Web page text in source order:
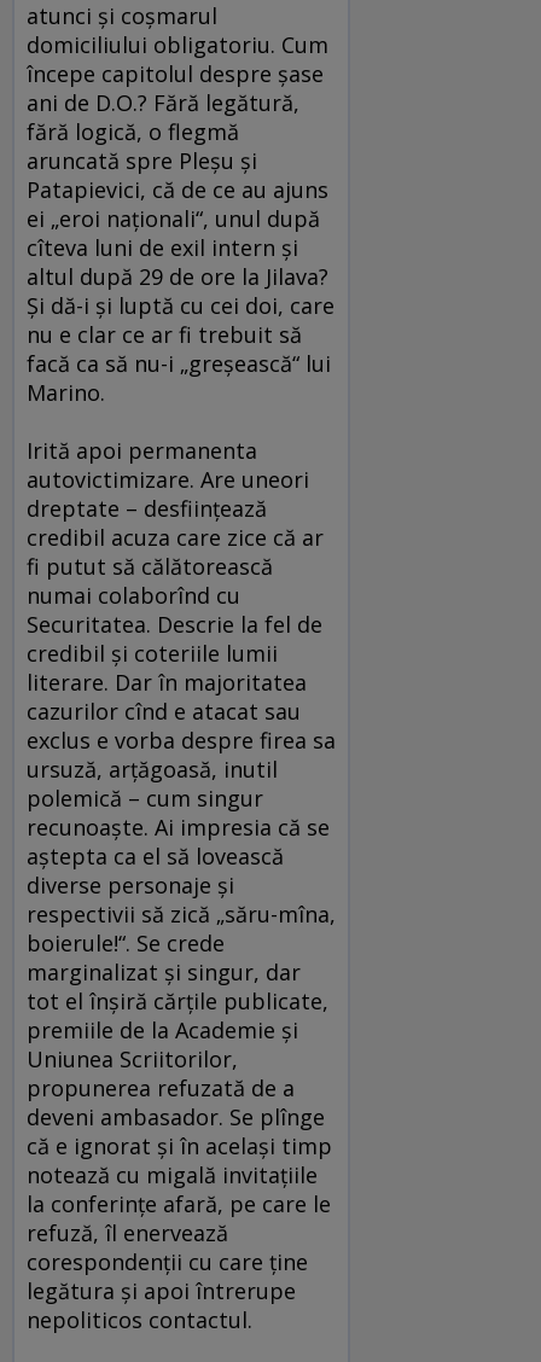
atunci şi coşmarul
domiciliului obligatoriu. Cum
începe capitolul despre şase
ani de D.O.? Fără legătură,
fără logică, o flegmă
aruncată spre Pleşu şi
Patapievici, că de ce au ajuns
ei „eroi naţionali“, unul după
cîteva luni de exil intern şi
altul după 29 de ore la Jilava?
Şi dă-i şi luptă cu cei doi, care
nu e clar ce ar fi trebuit să
facă ca să nu-i „greşească“ lui
Marino.
Irită apoi permanenta
autovictimizare. Are uneori
dreptate – desfiinţează
credibil acuza care zice că ar
fi putut să călătorească
numai colaborînd cu
Securitatea. Descrie la fel de
credibil şi coteriile lumii
literare. Dar în majoritatea
cazurilor cînd e atacat sau
exclus e vorba despre firea sa
ursuză, arţăgoasă, inutil
polemică – cum singur
recunoaşte. Ai impresia că se
aştepta ca el să lovească
diverse personaje şi
respectivii să zică „săru-mîna,
boierule!“. Se crede
marginalizat şi singur, dar
tot el înşiră cărţile publicate,
premiile de la Academie şi
Uniunea Scriitorilor,
propunerea refuzată de a
deveni ambasador. Se plînge
că e ignorat şi în acelaşi timp
notează cu migală invitaţiile
la conferinţe afară, pe care le
refuză, îl enervează
corespondenţii cu care ţine
legătura şi apoi întrerupe
nepoliticos contactul.